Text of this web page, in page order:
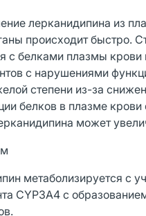
лерканидипина из
происходит быстро.
с белками плазмы
с нарушениями
степени из-за
белков в плазме крови
может
метаболизируется с
CYP3A4 с